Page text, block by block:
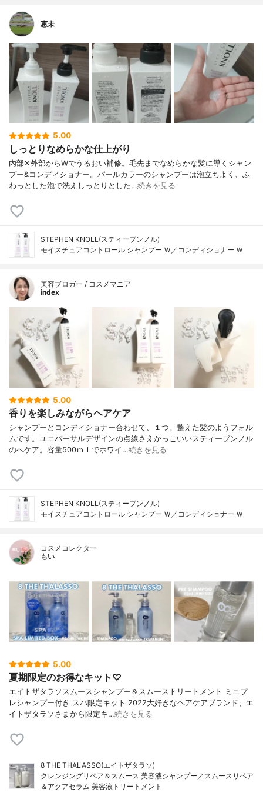
恵未
5.00
しっとりなめらかな仕上がり
内部✕外部からWでうるおい補修。毛先までなめらかな髪に導くシャン
プー&コンディショナー。パールカラーのシャンプーは泡立ちよく、ふ
わっとした泡で洗えしっとりとした…続きを見る
STEPHEN KNOLL(スティーブンノル)
モイスチュアコントロール シャンプー Ｗ／コンディショナー Ｗ
美容ブロガー / コスメマニア
index
5.00
香りを楽しみながらヘアケア
シャンプーとコンディショナー合わせて、１つ。整えた髪のようフォル
ムです。ユニバーサルデザインの点線さえかっこいいスティーブンノル
のへケア。容量500ｍｌでホワイ…続きを見る
STEPHEN KNOLL(スティーブンノル)
モイスチュアコントロール シャンプー Ｗ／コンディショナー Ｗ
コスメコレクター
もい
5.00
夏期限定のお得なキット♡
エイトザタラソスムースシャンプー＆スムーストリートメント ミニプ
レシャンプー付き スパ限定キット 2022大好きなヘアケアブランド、エ
イトザタラソさまから限定キ…続きを見る
8 THE THALASSO(エイトザタラソ)
クレンジングリペア＆スムース 美容液シャンプー／スムースリペア
＆アクアセラム 美容液トリートメント